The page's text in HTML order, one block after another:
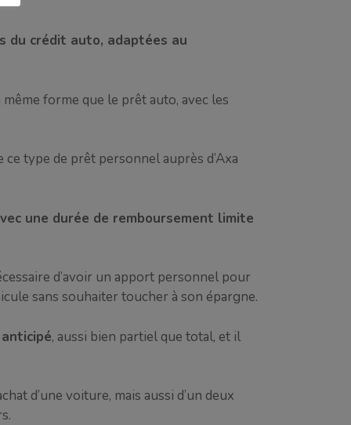
du crédit auto, adaptées au
forme que le prêt auto, avec les
type de prêt personnel auprès d’Axa
une durée de remboursement limite
d’avoir un apport personnel pour
sans souhaiter toucher à son épargne.
, aussi bien partiel que total, et il
d’une voiture, mais aussi d’un deux